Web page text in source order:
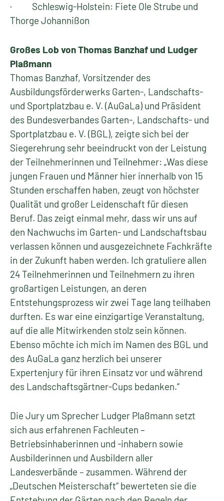
· Schleswig-Holstein: Fiete Ole Strube und
Thorge Johannißon
Großes Lob von Thomas Banzhaf und Ludger
Plaßmann
Thomas Banzhaf, Vorsitzender des
Ausbildungsförderwerks Garten-, Landschafts-
und Sportplatzbau e. V. (AuGaLa) und Präsident
des Bundesverbandes Garten-, Landschafts- und
Sportplatzbau e. V. (BGL), zeigte sich bei der
Siegerehrung sehr beeindruckt von der Leistung
der Teilnehmerinnen und Teilnehmer: „Was diese
jungen Frauen und Männer hier innerhalb von 15
Stunden erschaffen haben, zeugt von höchster
Qualität und großer Leidenschaft für diesen
Beruf. Das zeigt einmal mehr, dass wir uns auf
den Nachwuchs im Garten- und Landschaftsbau
verlassen können und ausgezeichnete Fachkräfte
in der Zukunft haben werden. Ich gratuliere allen
24 Teilnehmerinnen und Teilnehmern zu ihren
großartigen Leistungen, an deren
Entstehungsprozess wir zwei Tage lang teilhaben
durften. Es war eine einzigartige Veranstaltung,
auf die alle Mitwirkenden stolz sein können.
Ebenso möchte ich mich im Namen des BGL und
des AuGaLa ganz herzlich bei unserer
Expertenjury für ihren Einsatz vor und während
des Landschaftsgärtner-Cups bedanken.“
Die Jury um Sprecher Ludger Plaßmann setzt
sich aus erfahrenen Fachleuten –
Betriebsinhaberinnen und -inhabern sowie
Ausbilderinnen und Ausbildern aller
Landesverbände – zusammen. Während der
„Deutschen Meisterschaft“ bewerteten sie die